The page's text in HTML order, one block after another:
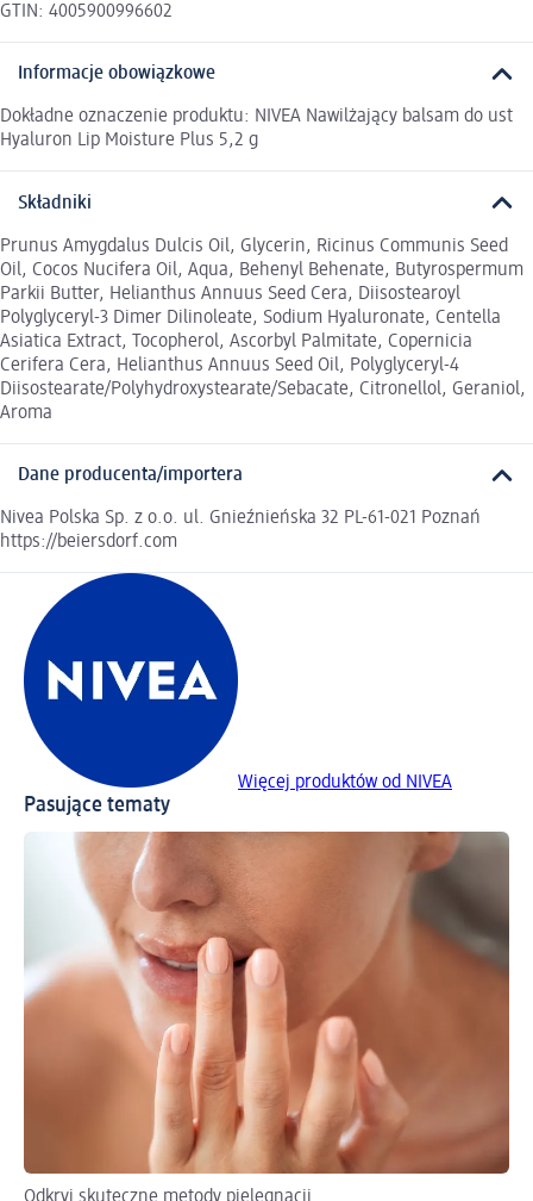
GTIN: 4005900996602
Informacje obowiązkowe
Dokładne oznaczenie produktu: NIVEA Nawilżający balsam do ust
Hyaluron Lip Moisture Plus 5,2 g
Składniki
Prunus Amygdalus Dulcis Oil, Glycerin, Ricinus Communis Seed
Oil, Cocos Nucifera Oil, Aqua, Behenyl Behenate, Butyrospermum
Parkii Butter, Helianthus Annuus Seed Cera, Diisostearoyl
Polyglyceryl-3 Dimer Dilinoleate, Sodium Hyaluronate, Centella
Asiatica Extract, Tocopherol, Ascorbyl Palmitate, Copernicia
Cerifera Cera, Helianthus Annuus Seed Oil, Polyglyceryl-4
Diisostearate/Polyhydroxystearate/Sebacate, Citronellol, Geraniol,
Aroma
Dane producenta/importera
Nivea Polska Sp. z o.o. ul. Gnieźnieńska 32 PL-61-021 Poznań
https://beiersdorf.com
Więcej produktów od NIVEA
Pasujące tematy